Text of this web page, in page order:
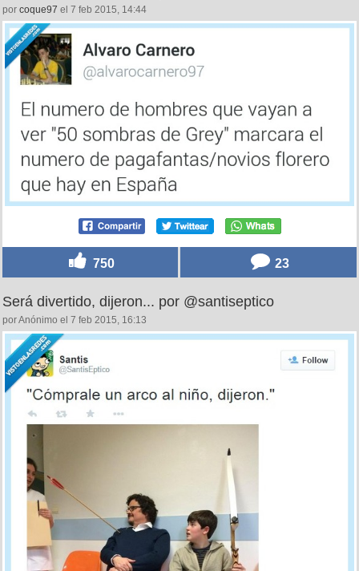
por coque97 el 7 feb 2015, 14:44
750 23
Será divertido, dijeron... por @santiseptico
por Anónimo el 7 feb 2015, 16:13